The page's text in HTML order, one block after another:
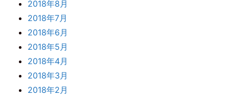
2018年8月
2018年7月
2018年6月
2018年5月
2018年4月
2018年3月
2018年2月